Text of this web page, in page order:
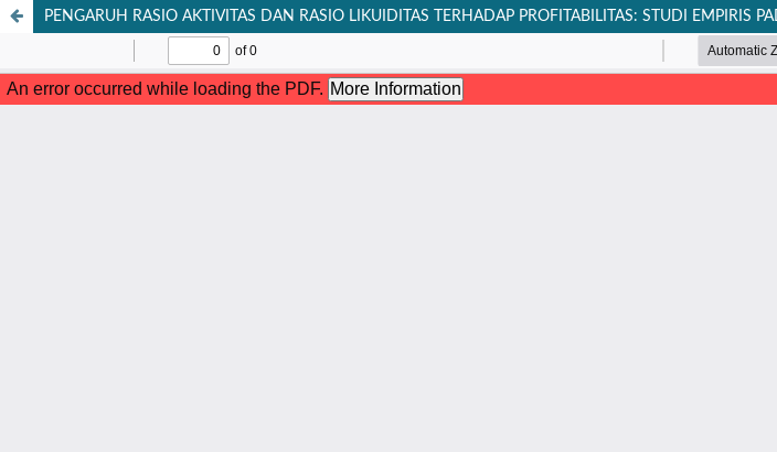
PENGARUH RASIO AKTIVITAS DAN RASIO LIKUIDITAS TERHADAP PROFITABILITAS: STUDI EMPIRIS